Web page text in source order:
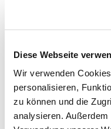
Diese Webseite
Wir verwenden
personalisieren,
zu können und die
analysieren.
Merken und
Barrierefreie
Hinweise für
Tipps zur
Das DKV
Über das DKV
Darstellung